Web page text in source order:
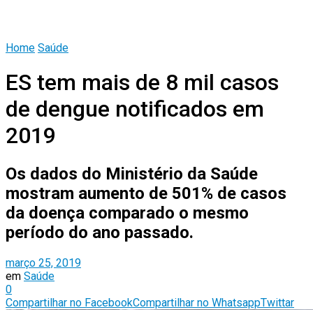
Home Saúde
ES tem mais de 8 mil casos
de dengue notificados em
2019
Os dados do Ministério da Saúde
mostram aumento de 501% de casos
da doença comparado o mesmo
período do ano passado.
março 25, 2019
em Saúde
0
Compartilhar no FacebookCompartilhar no WhatsappTwittar